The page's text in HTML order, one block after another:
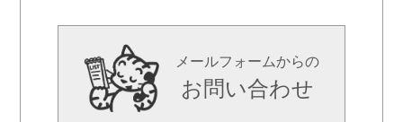
メールフォームからの
お問い合わせ